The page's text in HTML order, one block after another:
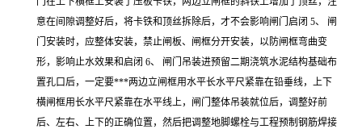
意在间隙调整好后，将卡铁和顶丝拆除后，才不会影响闸门启闭 5、 闸
门安装时，应整体安装，禁止闸板、闸框分开安装，以防闸框弯曲变
形，影响止水效果和启闭 6、 闸门吊装进预留二期浇筑水泥结构基础布
置孔口后，一定要***两边立闸框用水平长水平尺紧靠在铅垂线，上下
横闸框用长水平尺紧靠在水平线上，闸门整体吊装就位后，调整好前
后、左右、上下的正确位置，然后把调整地脚螺栓与工程预制钢筋焊接